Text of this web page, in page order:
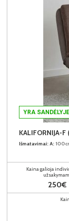
YRA SANDĖLYJE
KALIFORNIJA-
Išmatavimai: A:
Kaina galioja
250€